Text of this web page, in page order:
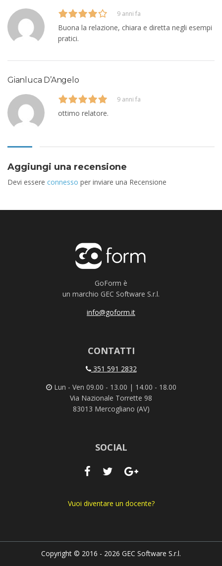
9 anni fa
Buona la relazione, chiara e diretta negli esempi
pratici.
Gianluca D’Angelo
9 anni fa
ottimo relatore.
Aggiungi una recensione
Devi essere connesso per inviare una Recensione
GoForm è
un marchio GEC Software S.r.l.
info@goform.it
CONTATTI
351 591 2832
Lun - Ven 09.00 - 13.00 | 14.00 - 18.00
Via Nazionale Torrette 98
83013 Mercogliano (AV)
SOCIAL
Vuoi diventare un docente?
Copyright © 2016 - 2026 GEC Software S.r.l.